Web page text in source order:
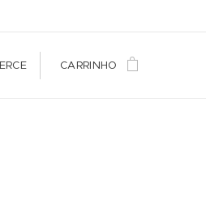
CARRINHO